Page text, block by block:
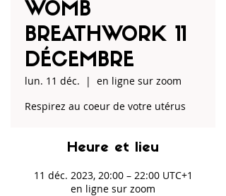
WOMB
BREATHWORK 11
DÉCEMBRE
lun. 11 déc.
  |
en ligne sur zoom
Respirez au coeur de votre utérus
Heure et lieu
11 déc. 2023, 20:00 – 22:00 UTC+1
en ligne sur zoom